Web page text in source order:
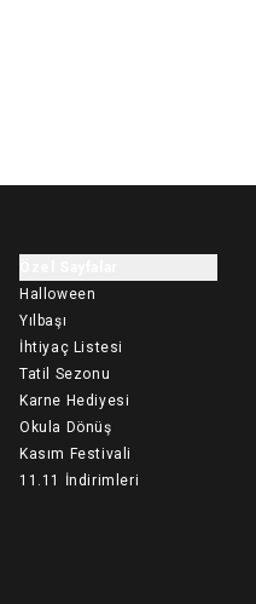
Halloween
Yılbaşı
İhtiyaç Listesi
Tatil Sezonu
Karne Hediyesi
Okula Dönüş
Kasım Festivali
11.11 İndirimleri